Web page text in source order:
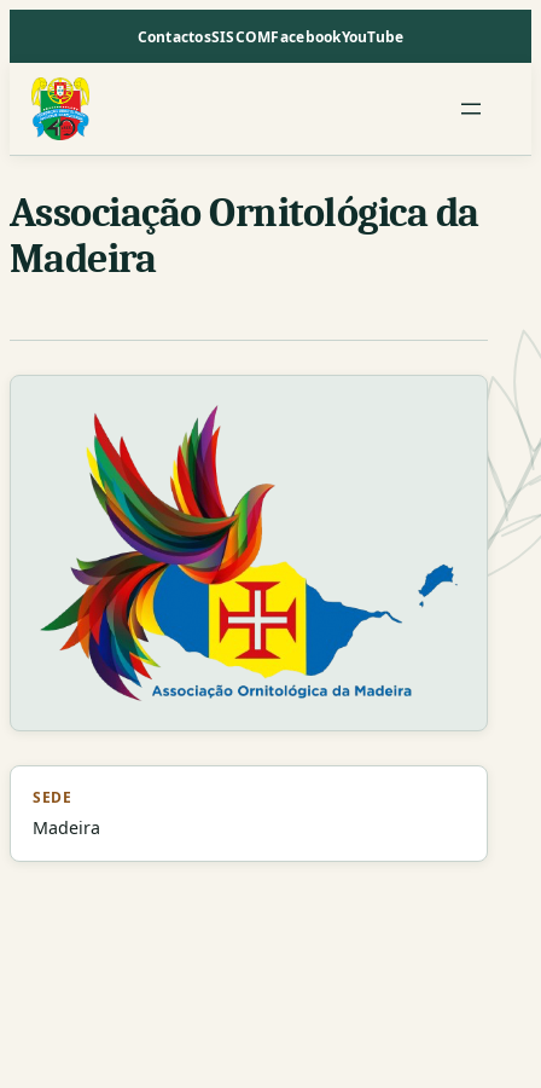
conteúdo
ContactosSISCOMFacebookYouTube
Associação Ornitológica da
Madeira
SEDE
Madeira